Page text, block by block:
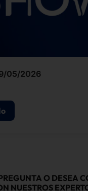
05/2026
O DESEA
NUESTROS